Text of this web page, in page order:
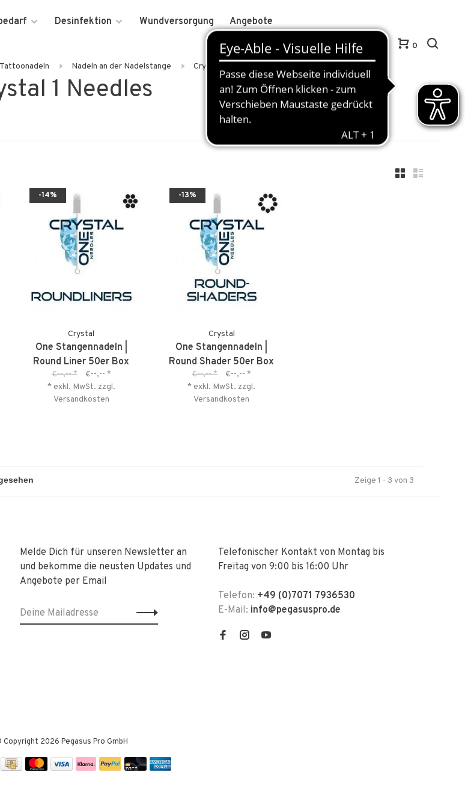
Desinfektion Wundversorgung
Angebote
Anmelden / Kundenkonto anlegen
0
Tattoonadeln Nadeln an der Nadelstange Crystal 1 Needles
1 Needles
-14%
Crystal
One Stangennadeln |
Round Liner 50er Box
€--,--* €--,-- *
* exkl. MwSt. zzgl.
Versandkosten
-13%
Crystal
One Stangennadeln |
Round Shader 50er Box
€--,--* €--,-- *
* exkl. MwSt. zzgl.
Versandkosten
Zeige 1 - 3 von 3
Melde Dich für unseren Newsletter an
und bekomme die neusten Updates und
Angebote per Email
Telefonischer Kontakt von Montag bis
Freitag von 9:00 bis 16:00 Uhr
Telefon: +49 (0)7071 7936530
E-Mail: info@pegasuspro.de
Copyright 2026 Pegasus Pro GmbH